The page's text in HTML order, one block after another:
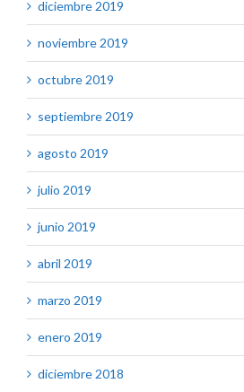
diciembre 2019
noviembre 2019
octubre 2019
septiembre 2019
agosto 2019
julio 2019
junio 2019
abril 2019
marzo 2019
enero 2019
diciembre 2018